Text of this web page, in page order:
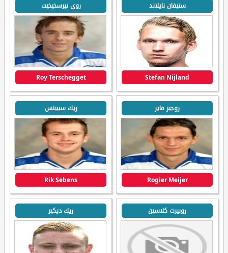
ستيفان نايلاند
Stefan Nijland
روي تيرسخيخيت
Roy Terschegget
روجير ماير
Rogier Meijer
ريك سيبينس
Rik Sebens
روبيرت كلاسين ريك ديكير